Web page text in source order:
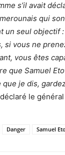
s’il avait
qui
un seul objectif
si vous ne
vous êtes
que Samuel
que je dis,
le général
Danger Samuel